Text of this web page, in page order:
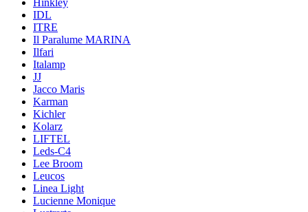
Hinkley
IDL
ITRE
Il Paralume MARINA
Ilfari
Italamp
JJ
Jacco Maris
Karman
Kichler
Kolarz
LIFTEL
Leds-C4
Lee Broom
Leucos
Linea Light
Lucienne Monique